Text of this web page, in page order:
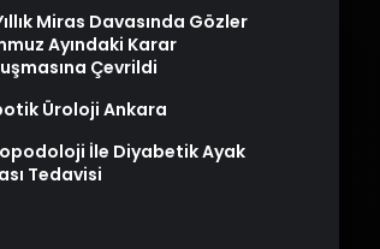
Miras Davasında Gözler
Ayındaki Karar
Çevrildi
Üroloji Ankara
İle Diyabetik Ayak
Tedavisi